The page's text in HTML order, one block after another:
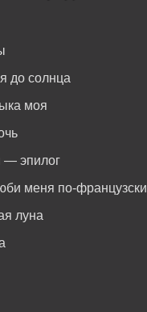
до солнца
моя
— эпилог
меня по-французски
луна